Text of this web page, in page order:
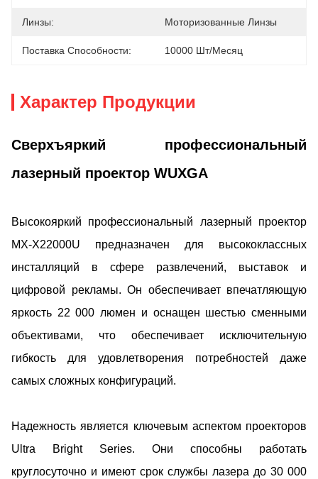
Линзы: Моторизованные Линзы
Поставка Способности: 10000 Шт/месяц
Характер Продукции
Сверхъяркий профессиональный
лазерный проектор WUXGA
Высокояркий профессиональный лазерный проектор
MX-X22000U предназначен для высококлассных
инсталляций в сфере развлечений, выставок и
цифровой рекламы. Он обеспечивает впечатляющую
яркость 22 000 люмен и оснащен шестью сменными
объективами, что обеспечивает исключительную
гибкость для удовлетворения потребностей даже
самых сложных конфигураций.
Надежность является ключевым аспектом проекторов
Ultra Bright Series. Они способны работать
круглосуточно и имеют срок службы лазера до 30 000